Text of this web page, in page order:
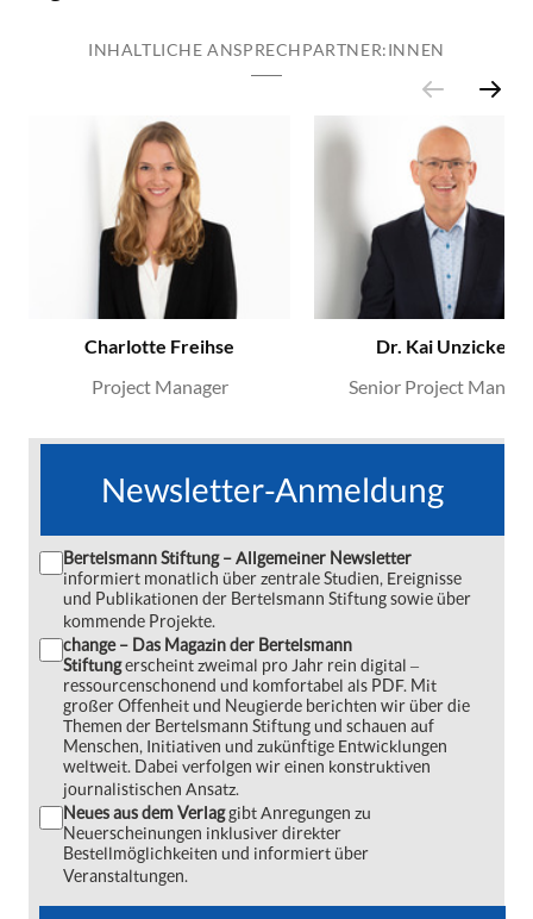
INHALTLICHE ANSPRECHPARTNER:INNEN
Charlotte Freihse
Project Manager
Dr. Kai Unzicker
Senior Project
Newsletter-Anmeldung
Bertelsmann Stiftung – Allgemeiner Newsletter
informiert monatlich über zentrale Studien, Ereignisse
und Publikationen der Bertelsmann Stiftung sowie über
kommende Projekte.
change – Das Magazin der Bertelsmann
Stiftungerscheint zweimal pro Jahr rein digital ‒
ressourcenschonend und komfortabel als PDF. Mit
großer Offenheit und Neugierde berichten wir über die
Themen der Bertelsmann Stiftung und schauen auf
Menschen, Initiativen und zukünftige Entwicklungen
weltweit. Dabei verfolgen wir einen konstruktiven
journalistischen Ansatz.
Neues aus dem Verlaggibt Anregungen zu
Neuerscheinungen inklusiver direkter
Bestellmöglichkeiten und informiert über
Veranstaltungen.